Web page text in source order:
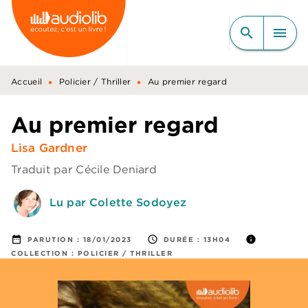
MENU RECHERCHE
CONTENU
PIED DE PAGE
search menu
Accueil • Policier / Thriller • Au premier regard
Au premier regard
Lisa Gardner
Traduit par Cécile Deniard
Lu par Colette Sodoyez
date_range PARUTION : 18/01/2023 access_time DURÉE : 13H04 info
COLLECTION : POLICIER / THRILLER